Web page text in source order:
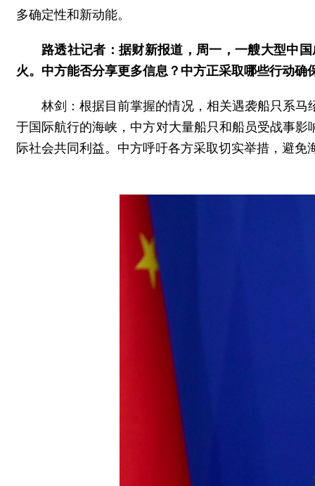
多确定性和新动能。
路透社记者：据财新报道，周一，一艘大型中
火。中方能否分享更多信息？中方正采取哪些行动
林剑：根据目前掌握的情况，相关遇袭船只系
于国际航行的海峡，中方对大量船只和船员受战事
际社会共同利益。中方呼吁各方采取切实举措，避